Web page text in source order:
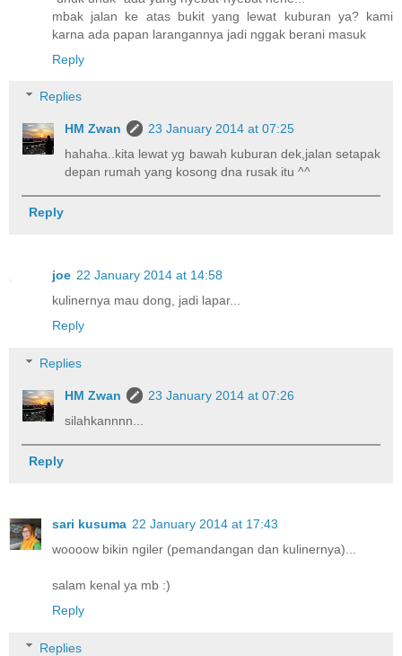
mbak jalan ke atas bukit yang lewat kuburan ya? kami
karna ada papan larangannya jadi nggak berani masuk
Reply
Replies
HM Zwan
23 January 2014 at 07:25
hahaha..kita lewat yg bawah kuburan dek,jalan setapak
depan rumah yang kosong dna rusak itu ^^
Reply
joe 22 January 2014 at 14:58
kulinernya mau dong, jadi lapar...
Reply
Replies
HM Zwan
23 January 2014 at 07:26
silahkannnn...
Reply
sari kusuma 22 January 2014 at 17:43
woooow bikin ngiler (pemandangan dan kulinernya)...
salam kenal ya mb :)
Reply
Replies